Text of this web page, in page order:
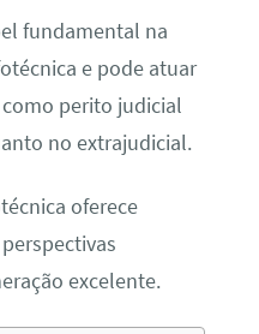
fundamental na
e pode atuar
perito judicial
no extrajudicial.
oferece
excelente.